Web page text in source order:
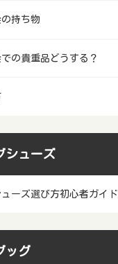
持ち物
の貴重品どうする？
シューズ
ーズ選び方初心者ガイド
ッグ